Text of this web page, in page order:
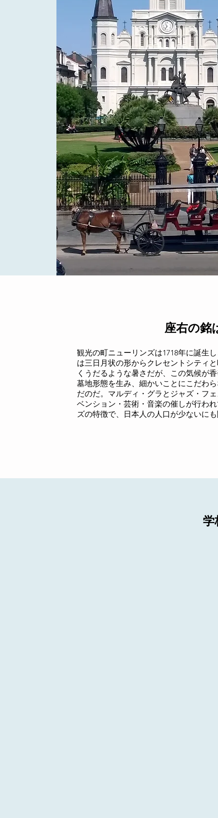
座右の銘
観光の町ニューリンズは1718年に誕生
は三日月状の形からクレセントシティ
くうだるような暑さだが、この気候が
墓地形態を生み、細かいことにこだわ
だのだ。マルディ・グラとジャズ・フ
ベンション・芸術・音楽の催しが行わ
ズの特徴で、日本人の人口が少ないに
学